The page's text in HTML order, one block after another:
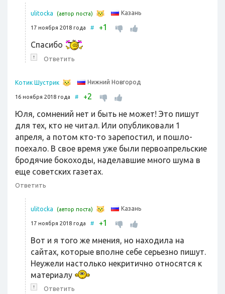
ulitocka (автор поста) Казань
17 ноября 2018 года # +1
Спасибо
↑ Ответить
Котик Шустрик Нижний Новгород
16 ноября 2018 года # +2
Юля, сомнений нет и быть не может! Это пишут
для тех, кто не читал. Или опубликовали 1
апреля, а потом кто-то зарепостил, и пошло-
поехало. В свое время уже были первоапрельские
бродячие бокоходы, наделавшие много шума в
еще советских газетах.
Ответить
ulitocka (автор поста) Казань
17 ноября 2018 года # +1
Вот и я того же мнения, но находила на
сайтах, которые вполне себе серьезно пишут.
Неужели настолько некритично относятся к
материалу
↑ Ответить